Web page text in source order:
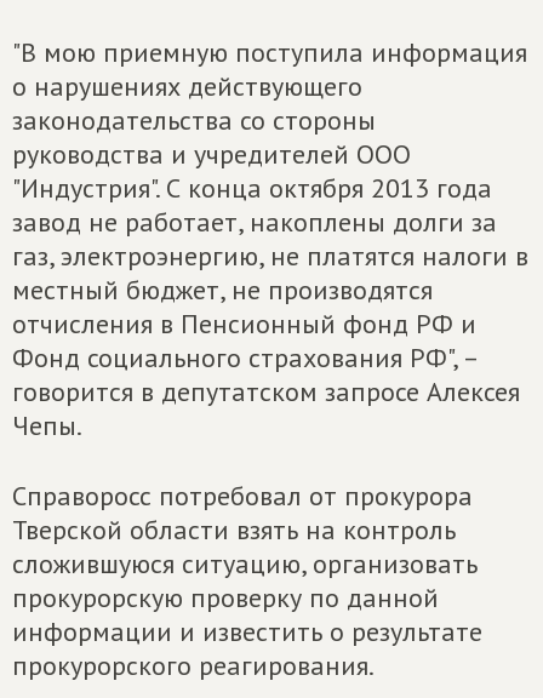
"В мою приемную поступила информация
о нарушениях действующего
законодательства со стороны
руководства и учредителей ООО
"Индустрия". С конца октября 2013 года
завод не работает, накоплены долги за
газ, электроэнергию, не платятся налоги в
местный бюджет, не производятся
отчисления в Пенсионный фонд РФ и
Фонд социального страхования РФ", –
говорится в депутатском запросе Алексея
Чепы.
Справоросс потребовал от прокурора
Тверской области взять на контроль
сложившуюся ситуацию, организовать
прокурорскую проверку по данной
информации и известить о результате
прокурорского реагирования.